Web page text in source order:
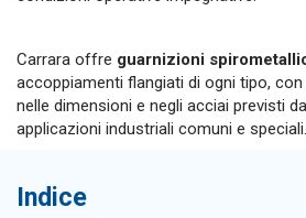
Carrara offre guarnizioni
accoppiamenti flangiati di ogni tipo,
nelle dimensioni e negli acciai previsti
applicazioni industriali comuni e speciali.
Indice